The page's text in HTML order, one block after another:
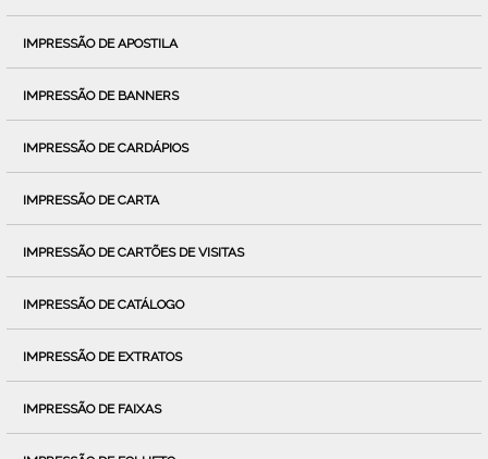
IMPRESSÃO DE APOSTILA
IMPRESSÃO DE BANNERS
IMPRESSÃO DE CARDÁPIOS
IMPRESSÃO DE CARTA
IMPRESSÃO DE CARTÕES DE VISITAS
IMPRESSÃO DE CATÁLOGO
IMPRESSÃO DE EXTRATOS
IMPRESSÃO DE FAIXAS